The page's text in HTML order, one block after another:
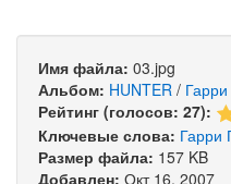
Имя файла: 03.jpg
Альбом: HUNTER /
Рейтинг (голосов: 27):
Ключевые слова: Гарри
Размер файла: 157 KB
Добавлен: Окт 16, 2007